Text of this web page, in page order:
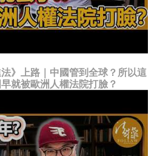
》上路｜中國管到全球？所以這
就被歐洲人權法院打臉？